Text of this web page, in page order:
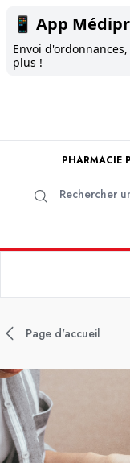
📱 App
Envoi
plus !
PHARMACIE
Page d'accueil